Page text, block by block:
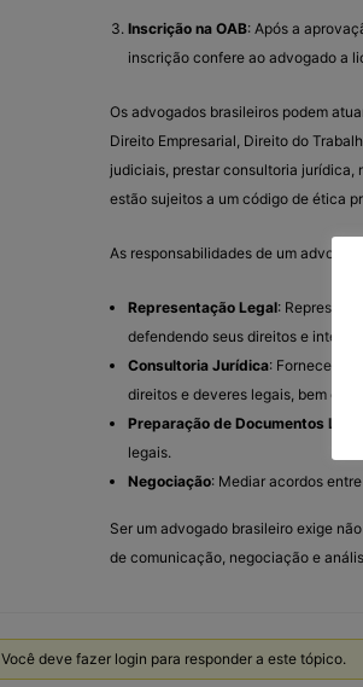
Inscrição na OAB: Após a
inscrição confere ao advogado a
Os advogados brasileiros podem
Direito Empresarial, Direito do
judiciais, prestar consultoria jurídica,
estão sujeitos a um código de ética
As responsabilidades de um
Representação Legal:
defendendo seus direitos e
Consultoria Jurídica: Fornecer
direitos e deveres legais, bem
Preparação de Documentos
legais.
Negociação: Mediar acordos
Ser um advogado brasileiro exige
de comunicação, negociação e
Você deve fazer login para responder a este tópico.